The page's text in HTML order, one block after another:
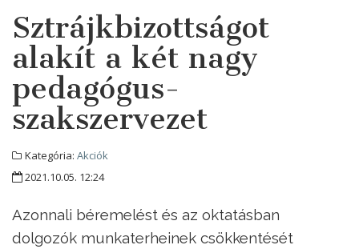
Sztrájkbizottságot
alakít a két nagy
pedagógus-
szakszervezet
Kategória: Akciók
2021.10.05. 12:24
Azonnali béremelést és az oktatásban
dolgozók munkaterheinek csökkentését